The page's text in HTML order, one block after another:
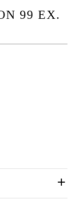
99 EX.